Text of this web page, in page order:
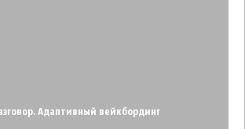
Адаптивный вейкбординг